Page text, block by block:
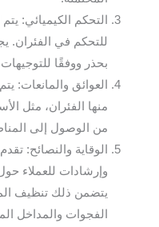
التحكم الكيميائي:
للتحكم في الفئران.
بحذر ووفقًا
العوائق والمانعات:
منها الفئران، مثل
من الوصول إلى
الوقاية والنصائح:
وإرشادات للعملاء
يتضمن ذلك تنظيف
الفجوات والمداخل